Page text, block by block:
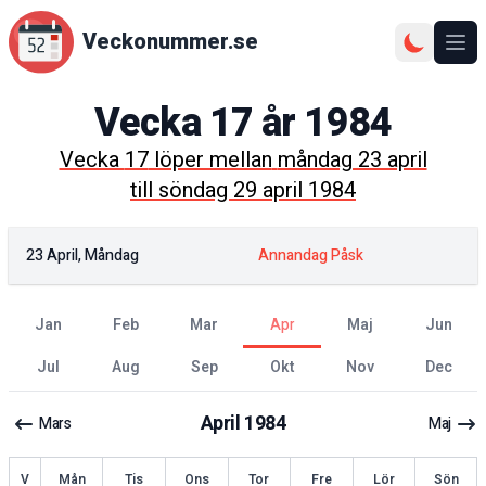
Veckonummer.se
Vecka17år 1984
Vecka17löper mellanmåndag 23 april
tillsöndag 29 april 1984
23 April, Måndag Annandag Påsk
jan feb mar apr maj
jun
jul
aug sep okt nov dec
Mars April1984 Maj
Vecka Mån Tis Ons Tor Fre Lör Sön